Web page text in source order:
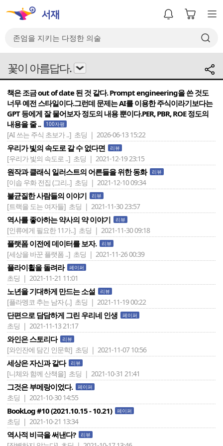
꽃이 아름답다.
책은 조금 out of date 된 것 같다. Prompt engineering을 쓴 것도
너무 예전 스타일이다.그런데 문제는 AI를 이용한 주식이라기보다는
GPT 등에게 잘 물어보자 정도의 내용 뿐이다.PER, PBR, ROE 정도의
내용을 줄 ..
100자평
[AI 쓰는 주식 초보가 ..] 초딩 | 2026-06-13 15:22
우리가 빛의 속도로 갈 수 없다면 리뷰
[우리가 빛의 속도로 ..] 초딩 | 2021-12-19 23:15
원작과 클래식 일러스트의 어른들을 위한 동화 리뷰
[이솝 우화 전집 (그리..] 초딩 | 2021-12-10 09:34
불균질한 사람들의 이야기 리뷰
[트랙을 도는 여자들] 초딩 | 2021-11-30 23:57
역사를 좋아하는 약사의 약 이야기 리뷰
[인류에게 필요한 11가..] 초딩 | 2021-11-30 09:18
플랫폼 이전에 데이터를 보자. 리뷰
[세상을 바꾼 플랫폼 ..] 초딩 | 2021-11-26 00:39
플라이휠을 돌려라 페이퍼
초딩 | 2021-11-21 11:01
노년을 기대하게 만드는 소설 리뷰
[플라멩코 추는 남자 (..] 초딩 | 2021-11-19 00:22
단편으로 담담하게 그린 우리네 인생 페이퍼
초딩 | 2021-11-13 21:17
와인은 스토리다 리뷰
[와인잔에 담긴 인문학] 초딩 | 2021-11-07 10:56
세상은 자신과 같다 리뷰
[니체와 함께 산책을] 초딩 | 2021-10-31 21:41
그것은 부메랑이었다. 페이퍼
초딩 | 2021-10-30 14:55
BookLog #10 (2021.10.15 - 10.21) 페이퍼
초딩 | 2021-10-21 13:34
역사적 비극을 써낸다? 리뷰